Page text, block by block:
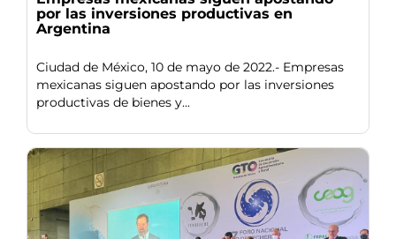
por las inversiones productivas en
Argentina
Ciudad de México, 10 de mayo de 2022.- Empresas
mexicanas siguen apostando por las inversiones
productivas de bienes y...